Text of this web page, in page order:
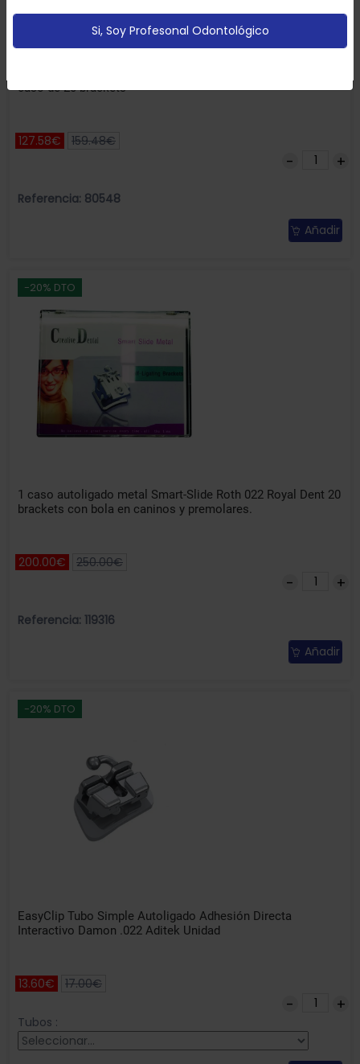
caso de 20 brackets
127.58€ 159.48€
Referencia: 80548
Añadir
-20% DTO
1 caso autoligado metal Smart-Slide Roth 022 Royal Dent 20
brackets con bola en caninos y premolares.
200.00€ 250.00€
Referencia: 119316
Añadir
-20% DTO
EasyClip Tubo Simple Autoligado Adhesión Directa
Interactivo Damon .022 Aditek Unidad
13.60€ 17.00€
Tubos :
páginas vistitadas).Política de cookies
Si, Soy Profesonal Odontológico